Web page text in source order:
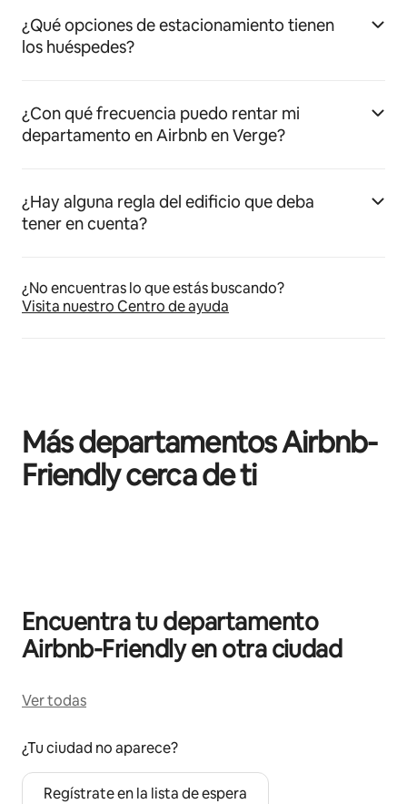
¿Qué opciones de estacionamiento tienen
los huéspedes?
¿Con qué frecuencia puedo rentar mi
departamento en Airbnb en Verge?
¿Hay alguna regla del edificio que deba
tener en cuenta?
¿No encuentras lo que estás buscando?
Visita nuestro Centro de ayuda
Más departamentos Airbnb-
Friendly cerca de ti
Encuentra tu departamento
Airbnb-Friendly en otra ciudad
Ver todas
¿Tu ciudad no aparece?
Regístrate en la lista de espera